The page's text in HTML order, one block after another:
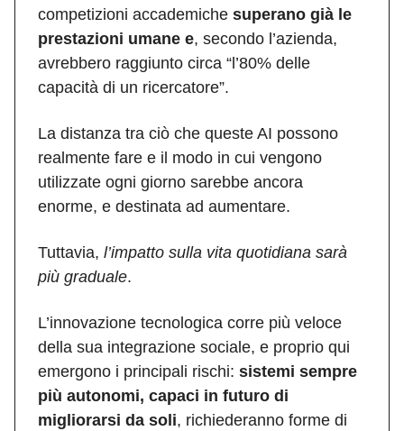
competizioni accademiche superano già le
prestazioni umane e, secondo l’azienda,
avrebbero raggiunto circa “l’80% delle
capacità di un ricercatore”.
La distanza tra ciò che queste AI possono
realmente fare e il modo in cui vengono
utilizzate ogni giorno sarebbe ancora
enorme, e destinata ad aumentare.
Tuttavia, l’impatto sulla vita quotidiana sarà
più graduale.
L’innovazione tecnologica corre più veloce
della sua integrazione sociale, e proprio qui
emergono i principali rischi: sistemi sempre
più autonomi, capaci in futuro di
migliorarsi da soli, richiederanno forme di